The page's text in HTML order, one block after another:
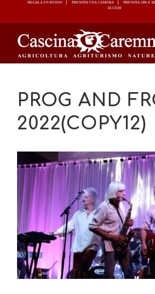
REGALA UN BUONO PRENOTA UNA CAMERA
PROG AND
2022(COPY12)